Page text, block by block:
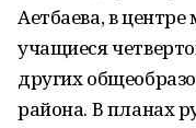
Аетбаева, в
учащиеся
других
района. В планах